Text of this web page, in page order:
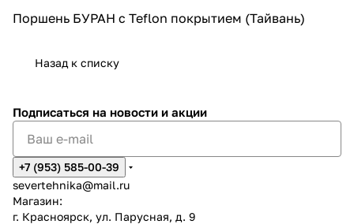
Поршень БУРАН с Teflon покрытием (Тайвань)
Назад к списку
Подписаться на новости и акции
+7 (953) 585-00-39
severtehnika@mail.ru
Магазин:
г. Красноярск, ул. Парусная, д. 9